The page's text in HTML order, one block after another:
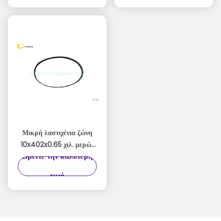
Μικρή λαστιχένια ζώνη
10x402x0.65 χιλ. μερών
Hyosung 5600T
Βρείτε την καλύτερη
τιμή